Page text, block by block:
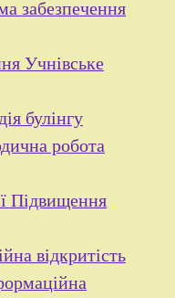
забезпечення
Учнівське
булінгу
робота
Підвищення
відкритість